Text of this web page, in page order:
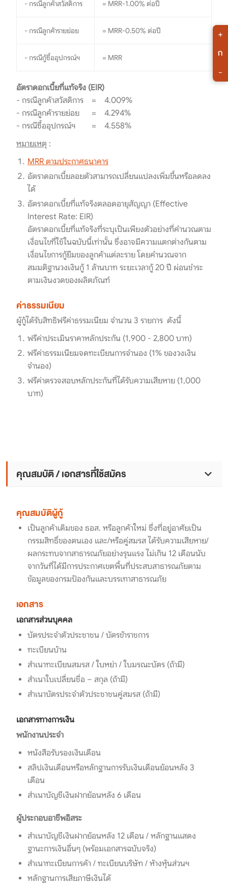
- กรณีลูกค้าสวัสดิการ = MRR-1.00% ต่อปี
- กรณีลูกค้ารายย่อย = MRR-0.50% ต่อปี
- กรณีกู้ซื้ออุปกรณ์ฯ = MRR
อัตราดอกเบี้ยที่แท้จริง (EIR)
- กรณีลูกค้าสวัสดิการ = 4.009%
- กรณีลูกค้ารายย่อย = 4.294%
- กรณีซื้ออุปกรณ์ฯ = 4.558%
หมายเหตุ :
MRR ตามประกาศธนาคาร
อัตราดอกเบี้ยลอยตัวสามารถเปลี่ยนแปลงเพิ่มขึ้นหรือลดลง
ได้
อัตราดอกเบี้ยที่แท้จริงตลอดอายุสัญญา (Effective
Interest Rate: EIR)
อัตราดอกเบี้ยที่แท้จริงที่ระบุเป็นเพียงตัวอย่างที่คำนวณตาม
เงื่อนไขที่ใช้ในฉบับนี้เท่านั้น ซึ่งอาจมีความแตกต่างกันตาม
เงื่อนไขการกู้ยืมของลูกค้าแต่ละราย โดยคำนวณจาก
สมมติฐานวงเงินกู้ 1 ล้านบาท ระยะเวลากู้ 20 ปี ผ่อนชำระ
ตามเงินงวดของผลิตภัณฑ์
ค่าธรรมเนียม
ผู้กู้ได้รับสิทธิฟรีค่าธรรมเนียม จำนวน 3 รายการ ดังนี้
ฟรีค่าประเมินราคาหลักประกัน (1,900 - 2,800 บาท)
ฟรีค่าธรรมเนียมจดทะเบียนการจำนอง (1% ของวงเงิน
จำนอง)
ฟรีค่าตรวจสอบหลักประกันที่ได้รับความเสียหาย (1,000
บาท)
คุณสมบัติ / เอกสารที่ใช้สมัคร
คุณสมบัติผู้กู้
เป็นลูกค้าเดิมของ ธอส. หรือลูกค้าใหม่ ซึ่งที่อยู่อาศัยเป็น
กรรมสิทธิ์ของตนเอง และ/หรือคู่สมรส ได้รับความเสียหาย/
ผลกระทบจากสาธารณภัยอย่างรุนแรง ไม่เกิน 12 เดือนนับ
จากวันที่ได้มีการประกาศเขตพื้นที่ประสบสาธารณภัยตาม
ข้อมูลของกรมป้องกันและบรรเทาสาธารณภัย
เอกสาร
เอกสารส่วนบุคคล
บัตรประจำตัวประชาชน / บัตรข้าราชการ
ทะเบียนบ้าน
สำเนาทะเบียนสมรส / ใบหย่า / ใบมรณะบัตร (ถ้ามี)
สำเนาใบเปลี่ยนชื่อ – สกุล (ถ้ามี)
สำเนาบัตรประจำตัวประชาชนคู่สมรส (ถ้ามี)
เอกสารทางการเงิน
พนักงานประจำ
หนังสือรับรองเงินเดือน
สลิปเงินเดือนหรือหลักฐานการรับเงินเดือนย้อนหลัง 3
เดือน
สำเนาบัญชีเงินฝากย้อนหลัง 6 เดือน
ผู้ประกอบอาชีพอิสระ
สำเนาบัญชีเงินฝากย้อนหลัง 12 เดือน / หลักฐานแสดง
ฐานะการเงินอื่นๆ (พร้อมเอกสารฉบับจริง)
สำเนาทะเบียนการค้า / ทะเบียนบริษัท / ห้างหุ้นส่วนฯ
หลักฐานการเสียภาษีเงินได้
+
ก
-